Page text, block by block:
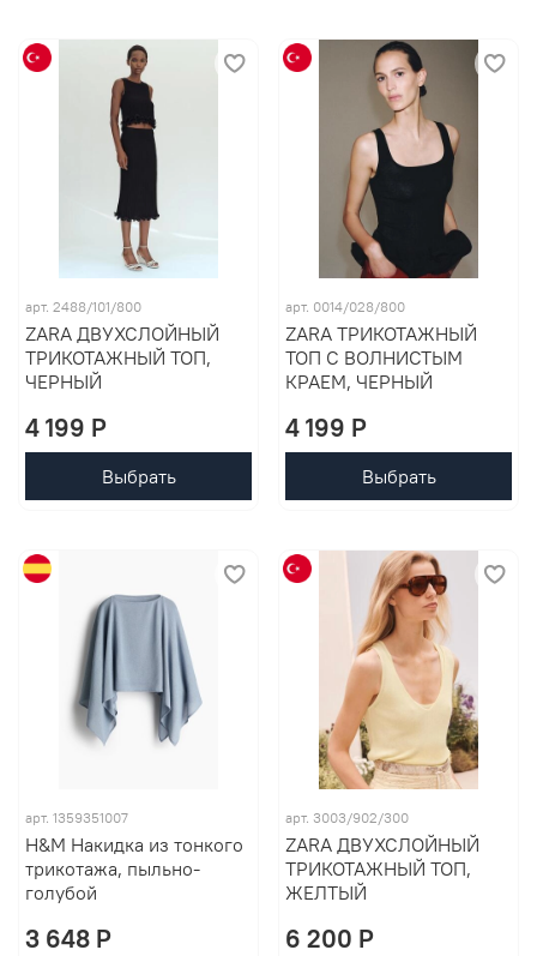
арт. 2488/101/800
ZARA ДВУХСЛОЙНЫЙ
ТРИКОТАЖНЫЙ ТОП,
ЧЕРНЫЙ
4 199 P
Выбрать
арт. 0014/028/800
ZARA ТРИКОТАЖНЫЙ
ТОП С ВОЛНИСТЫМ
КРАЕМ, ЧЕРНЫЙ
4 199 P
Выбрать
арт. 1359351007
H&M Накидка из тонкого
трикотажа, пыльно-
голубой
3 648 P
арт. 3003/902/300
ZARA ДВУХСЛОЙНЫЙ
ТРИКОТАЖНЫЙ ТОП,
ЖЕЛТЫЙ
6 200 P